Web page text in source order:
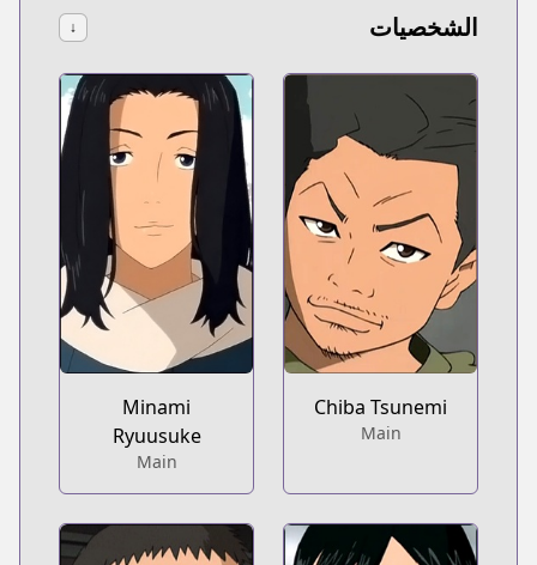
الشخصيات ↓
Chiba Tsunemi
Main
Minami
Ryuusuke
Main